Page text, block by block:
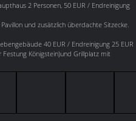
2 Personen, 50 EUR / Endreinigung
und zusätzlich überdachte Sitzecke.
40 EUR / Endreinigung 25 EUR
Festung Königstein)und Grillplatz mit